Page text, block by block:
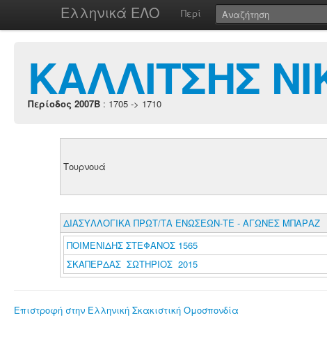
Ελληνικά ΕΛΟ Περί
ΚΑΛΛΙΤΣΗΣ
Περίοδος 2007B : 1705 -> 1710
Τουρνουά
ΔΙΑΣΥΛΛΟΓΙΚΑ ΠΡΩΤ/ΤΑ ΕΝΩΣΕΩΝ-ΤΕ - ΑΓΩΝΕΣ ΜΠΑΡΑΖ
ΠΟΙΜΕΝΙΔΗΣ ΣΤΕΦΑΝΟΣ 1565
ΣΚΑΠΕΡΔΑΣ ΣΩΤΗΡΙΟΣ 2015
Επιστροφή στην Ελληνική Σκακιστική Ομοσπονδία